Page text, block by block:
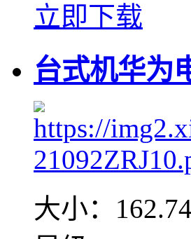
立即下载
台式机华为
大小：